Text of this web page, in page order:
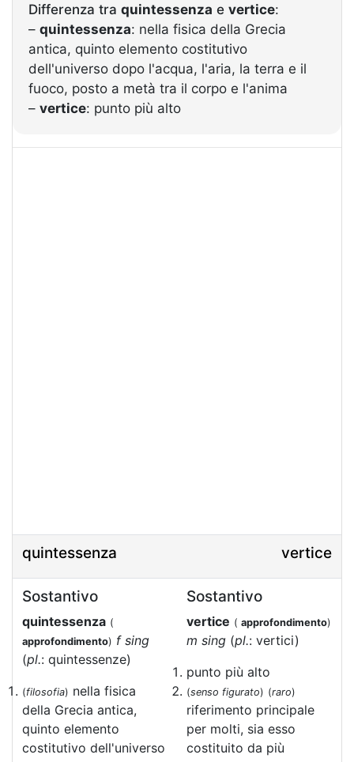
Differenza tra quintessenza e vertice:
– quintessenza: nella fisica della Grecia
antica, quinto elemento costitutivo
dell'universo dopo l'acqua, l'aria, la terra e il
fuoco, posto a metà tra il corpo e l'anima
– vertice: punto più alto
quintessenza vertice
Sostantivo
quintessenza (
approfondimento) f sing
(pl.: quintessenze)
(filosofia) nella fisica
della Grecia antica,
quinto elemento
costitutivo dell'universo
Sostantivo
vertice ( approfondimento)
m sing (pl.: vertici)
punto più alto
(senso figurato) (raro)
riferimento principale
per molti, sia esso
costituito da più